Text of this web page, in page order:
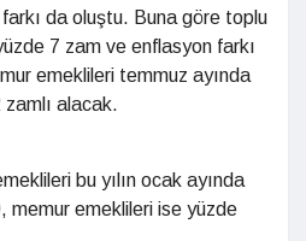
da oluştu. Buna göre toplu
7 zam ve enflasyon farkı
emeklileri temmuz ayında
zamlı alacak.
bu yılın ocak ayında
memur emeklileri ise yüzde